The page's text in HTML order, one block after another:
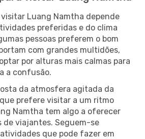
Luang Namtha depende
preferidas e do clima
pessoas preferem o bom
com grandes multidões,
por alturas mais calmas para
a confusão.
da atmosfera agitada da
prefere visitar a um ritmo
Namtha tem algo a oferecer
de viajantes. Seguem-se
que pode fazer em